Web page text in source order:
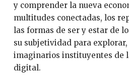
y comprender la nueva
multitudes conectadas, los
las formas de ser y estar de
su subjetividad para explorar,
imaginarios instituyentes de
digital.